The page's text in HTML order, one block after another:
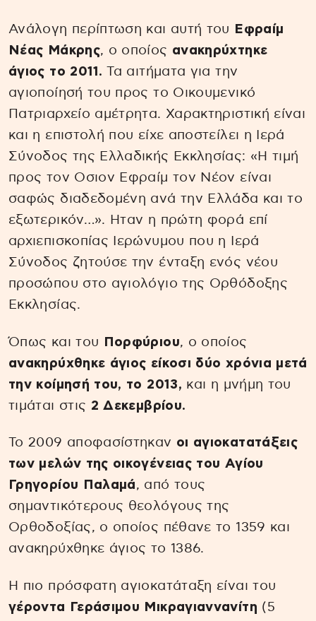
Ανάλογη περίπτωση και αυτή του
Εφραίμ
Νέας Μάκρης, ο οποίος ανακηρύχτηκε
άγιος το 2011. Τα αιτήματα για την
αγιοποίησή του προς το Οικουμενικό
Πατριαρχείο αμέτρητα. Χαρακτηριστική είναι
και η επιστολή που είχε αποστείλει η Ιερά
Σύνοδος της Ελλαδικής Εκκλησίας: «Η τιμή
προς τον Οσιον Εφραίμ τον Νέον είναι
σαφώς διαδεδομένη ανά την Ελλάδα και το
εξωτερικόν…». Ηταν η πρώτη φορά επί
αρχιεπισκοπίας Ιερώνυμου που η Ιερά
Σύνοδος ζητούσε την ένταξη ενός νέου
προσώπου στο αγιολόγιο της Ορθόδοξης
Εκκλησίας.
Όπως και του Πορφύριου, ο οποίος
ανακηρύχθηκε άγιος είκοσι δύο χρόνια μετά
την κοίμησή του, το 2013, και η μνήμη του
τιμάται στις 2 Δεκεμβρίου.
Το 2009 αποφασίστηκαν οι αγιοκατατάξεις
των μελών της οικογένειας του Αγίου
Γρηγορίου Παλαμά, από τους
σημαντικότερους θεολόγους της
Ορθοδοξίας, ο οποίος πέθανε το 1359 και
ανακηρύχθηκε άγιος το 1386.
Η πιο πρόσφατη αγιοκατάταξη είναι του
γέροντα Γεράσιμου Μικραγιαννανίτη (5